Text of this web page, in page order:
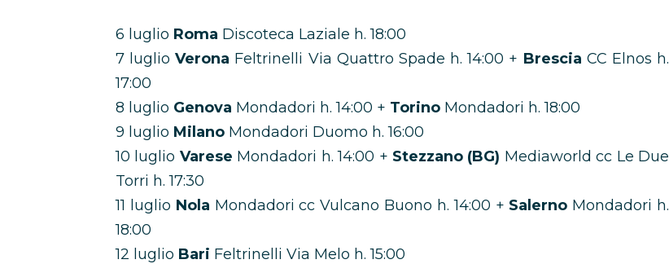
6 luglio Roma Discoteca Laziale h. 18:00
7 luglioVerona Feltrinelli Via Quattro Spade h. 14:00 + Brescia CC Elnos h.
17:00
8 luglio Genova Mondadori h. 14:00 + Torino Mondadori h. 18:00
9 luglio Milano Mondadori Duomo h. 16:00
10 luglio Varese Mondadori h. 14:00 + Stezzano (BG) Mediaworld cc Le Due
Torri h. 17:30
11 luglio Nola Mondadori cc Vulcano Buono h. 14:00 + Salerno Mondadori h.
18:00
12 luglio Bari Feltrinelli Via Melo h. 15:00